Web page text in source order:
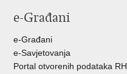
e-Građani
e-Građani
e-Savjetovanja
Portal otvorenih podataka RH